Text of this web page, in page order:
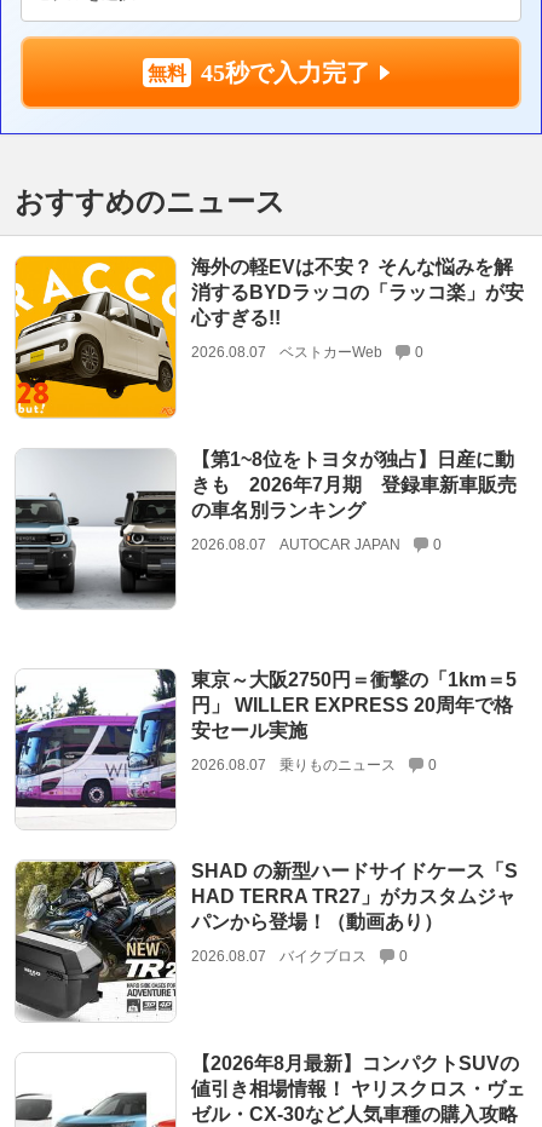
45秒で入力完了
おすすめのニュース
海外の軽EVは不安？ そんな悩みを解
消するBYDラッコの「ラッコ楽」が安
心すぎる!!
2026.08.07 ベストカーWeb 0
【第1~8位をトヨタが独占】日産に動
きも 2026年7月期 登録車新車販売
の車名別ランキング
2026.08.07 AUTOCAR JAPAN 0
東京～大阪2750円＝衝撃の「1km＝5
円」 WILLER EXPRESS 20周年で格
安セール実施
2026.08.07 乗りものニュース 0
SHAD の新型ハードサイドケース「S
HAD TERRA TR27」がカスタムジャ
パンから登場！（動画あり）
2026.08.07 バイクブロス 0
【2026年8月最新】コンパクトSUVの
値引き相場情報！ ヤリスクロス・ヴェ
ゼル・CX-30など人気車種の購入攻略